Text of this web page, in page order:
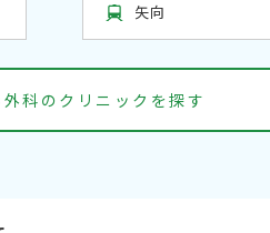
矢向
科のクリニックを探す